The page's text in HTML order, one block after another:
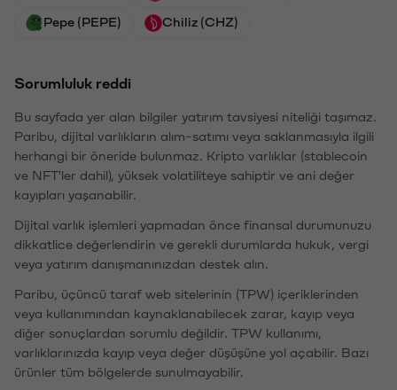
Pepe (PEPE) Chiliz (CHZ)
Sorumluluk reddi
Bu sayfada yer alan bilgiler yatırım tavsiyesi niteliği taşımaz.
Paribu, dijital varlıkların alım-satımı veya saklanmasıyla ilgili
herhangi bir öneride bulunmaz. Kripto varlıklar (stablecoin
ve NFT'ler dahil), yüksek volatiliteye sahiptir ve ani değer
kayıpları yaşanabilir.
Dijital varlık işlemleri yapmadan önce finansal durumunuzu
dikkatlice değerlendirin ve gerekli durumlarda hukuk, vergi
veya yatırım danışmanınızdan destek alın.
Paribu, üçüncü taraf web sitelerinin (TPW) içeriklerinden
veya kullanımından kaynaklanabilecek zarar, kayıp veya
diğer sonuçlardan sorumlu değildir. TPW kullanımı,
varlıklarınızda kayıp veya değer düşüşüne yol açabilir. Bazı
ürünler tüm bölgelerde sunulmayabilir.